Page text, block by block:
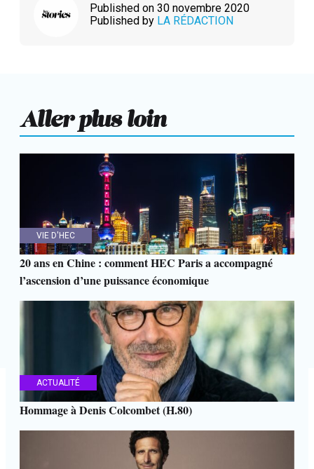
Published on 30 novembre 2020
Published by LA RÉDACTION
Aller plus loin
VIE D'HEC
20 ans en Chine : comment HEC Paris a accompagné
l’ascension d’une puissance économique
ACTUALITÉ
Hommage à Denis Colcombet (H.80)